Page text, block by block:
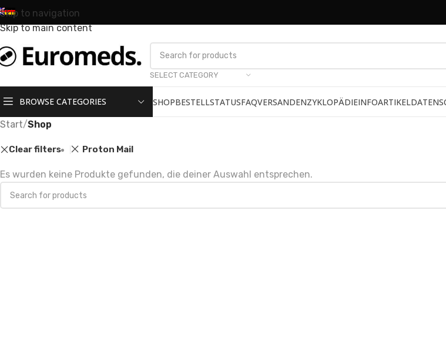
Skip to navigation
Skip to main content
SELECT CATEGORY
BROWSE CATEGORIES SHOPBESTELLSTATUSFAQVERSANDENZYKLOPÄDIEINFOARTIKEL
Start/Shop
Clear filters Proton Mail
Es wurden keine Produkte gefunden, die deiner Auswahl entsprechen.